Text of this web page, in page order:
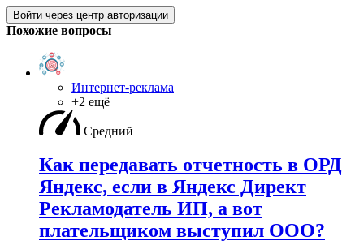
Войти через центр авторизации
Похожие вопросы
Интернет-реклама
+2 ещё
Средний
Как передавать отчетность в ОРД
Яндекс, если в Яндекс Директ
Рекламодатель ИП, а вот
плательщиком выступил ООО?